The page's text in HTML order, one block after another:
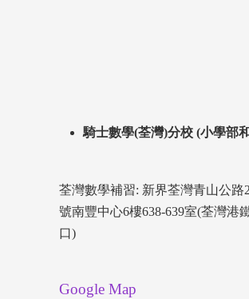
騎士數學(荃灣)分校 (小學部
荃灣數學補習: 新界荃灣青山公路
號南豐中心6樓638-639室(荃灣港
口)
Google Map